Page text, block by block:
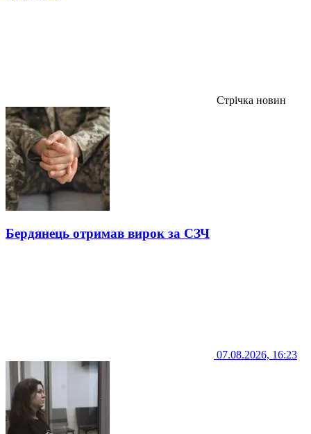
Стрічка новин
Бердянець отримав вирок за СЗЧ
07.08.2026, 16:23